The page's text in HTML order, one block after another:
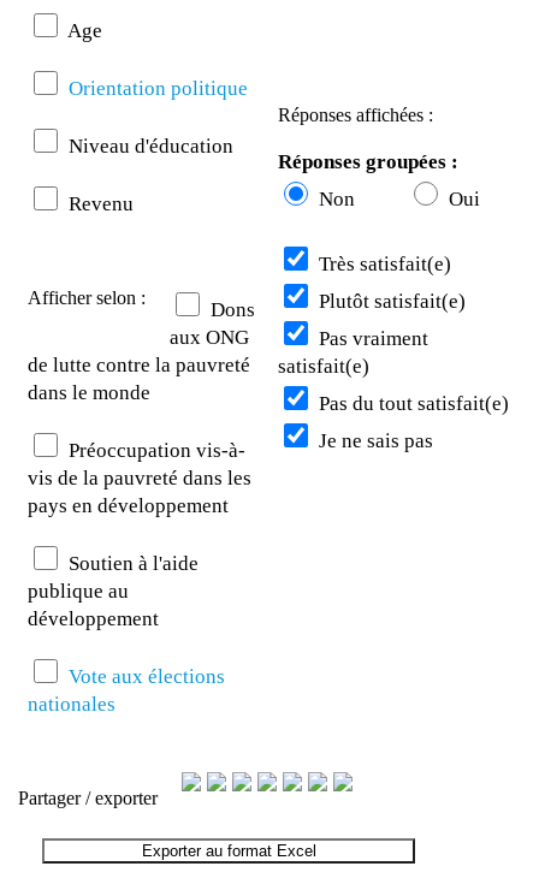
Age
Orientation politique
Niveau d'éducation
Revenu
Afficher selon :
Dons
aux ONG
de lutte contre la pauvreté
dans le monde
Préoccupation vis-à-
vis de la pauvreté dans les
pays en développement
Soutien à l'aide
publique au
développement
Vote aux élections
nationales
Réponses affichées :
Réponses groupées :
Non
Oui
Très satisfait(e)
Plutôt satisfait(e)
Pas vraiment
satisfait(e)
Pas du tout satisfait(e)
Je ne sais pas
Partager / exporter
Exporter au format Excel